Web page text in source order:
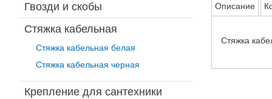
Гвозди и скобы
Стяжка кабельная
Стяжка кабельная белая
Стяжка кабельная черная
Крепление для сантехники
Описание
Стяжка